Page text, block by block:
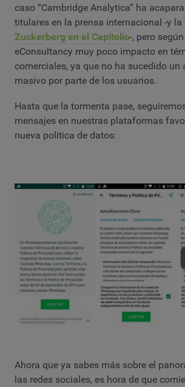
caso “Cambridge Analytica” ha
titulares en la prensa internacional -y la
Zuckerberg en el Capitolio-, pero
eConsultancy muy poco impacto en
comerciales, ya que no ha sucedido un
masivo por parte de los usuarios.
Hasta que la tormenta pase,
mensajes en nuestras plataformas
nueva política de datos:
Ahora que ya sabes más sobre el
las redes sociales, es hora de que